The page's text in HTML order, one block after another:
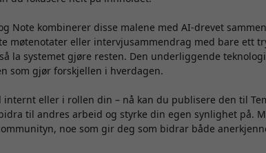
Note kombinerer disse malene med AI-drevet
møtenotater eller intervjusammendrag med bare ett
la systemet gjøre resten. Den underliggende
som gjør forskjellen i hverdagen.
internt eller i rollen din – nå kan du publisere den til
til andres arbeid og styrke din egen synlighet på.
noe som gir deg som bidrar både